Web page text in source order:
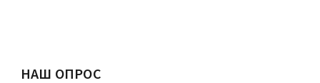
НАШ ОПРОС